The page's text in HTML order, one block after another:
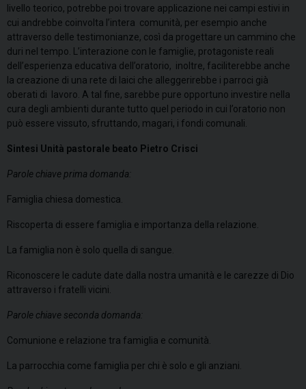
livello teorico, potrebbe poi trovare applicazione nei campi estivi in
cui andrebbe coinvolta l’intera comunità, per esempio anche
attraverso delle testimonianze, così da progettare un cammino che
duri nel tempo. L’interazione con le famiglie, protagoniste reali
dell’esperienza educativa dell’oratorio, inoltre, faciliterebbe anche
la creazione di una rete di laici che alleggerirebbe i parroci già
oberati di lavoro. A tal fine, sarebbe pure opportuno investire nella
cura degli ambienti durante tutto quel periodo in cui l’oratorio non
può essere vissuto, sfruttando, magari, i fondi comunali.
Sintesi Unità pastorale beato Pietro Crisci
Parole chiave prima domanda:
Famiglia chiesa domestica.
Riscoperta di essere famiglia e importanza della relazione.
La famiglia non è solo quella di sangue.
Riconoscere le cadute date dalla nostra umanità e le carezze di Dio
attraverso i fratelli vicini.
Parole chiave seconda domanda:
Comunione e relazione tra famiglia e comunità.
La parrocchia come famiglia per chi è solo e gli anziani.